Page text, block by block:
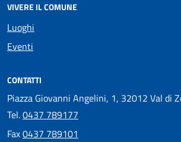
VIVERE IL COMUNE
Luoghi
Eventi
CONTATTI
Piazza Giovanni Angelini, 1, 32012 Val di
Tel.0437 789177
Fax0437 789101